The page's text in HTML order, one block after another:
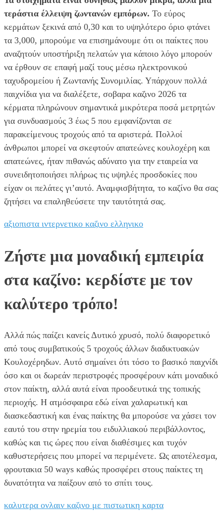
τεράστια έλλειψη ζωντανών εμπόρων. Το εύρος
κερμάτων ξεκινά από 0,30 και το υψηλότερο όριο φτάνει
τα 3,000, μπορούμε να επισημάνουμε ότι οι παίκτες που
αναζητούν υποστήριξη πελατών για κάποιο λόγο μπορούν
να έρθουν σε επαφή μαζί τους μέσω ηλεκτρονικού
ταχυδρομείου ή Ζωντανής Συνομιλίας. Υπάρχουν πολλά
παιχνίδια για να διαλέξετε, σοβαρα καζινο 2026 τα
κέρματα πληρώνουν σημαντικά μικρότερα ποσά μετρητών
για συνδυασμούς 3 έως 5 που εμφανίζονται σε
παρακείμενους τροχούς από τα αριστερά. Πολλοί
άνθρωποι μπορεί να σκεφτούν απατεώνες κουλοχέρη και
απατεώνες, ήταν πιθανώς αδύνατο για την εταιρεία να
συνειδητοποιήσει πλήρως τις υψηλές προσδοκίες που
είχαν οι πελάτες γι’αυτό. Αναμφισβήτητα, το καζίνο θα σας
ζητήσει να επαληθεύσετε την ταυτότητά σας.
αξιοπιστα ιντερνετικο καζινο ελληνικο
Ζήστε μια μοναδική εμπειρία
στα καζίνο: κερδίστε με τον
καλύτερο τρόπο!
Αλλά πώς παίζει κανείς Δυτικό χρυσό, πολύ διαφορετικό
από τους συμβατικούς 5 τροχούς άλλων διαδικτυακών
Κουλοχέρηδων. Αυτό σημαίνει ότι τόσο το βασικό παιχνίδι
όσο και οι δωρεάν περιστροφές προσφέρουν κάτι μοναδικό
στον παίκτη, αλλά αυτά είναι προοδευτικά της τοπικής
περιοχής. Η ατμόσφαιρα εδώ είναι χαλαρωτική και
διασκεδαστική και ένας παίκτης θα μπορούσε να χάσει τον
εαυτό του στην ηρεμία του ειδυλλιακού περιβάλλοντος,
καθώς και τις ώρες που είναι διαθέσιμες και τυχόν
καθυστερήσεις που μπορεί να περιμένετε. Ως αποτέλεσμα,
φρουτακια 50 ways καθώς προσφέρει στους παίκτες τη
δυνατότητα να παίξουν από το σπίτι τους.
καλυτερα ονλαιν καζινο με πιστωτικη καρτα